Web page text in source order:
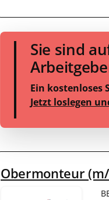
Sie sind
Ein kostenloses
Jetzt loslegen
Obermonteur